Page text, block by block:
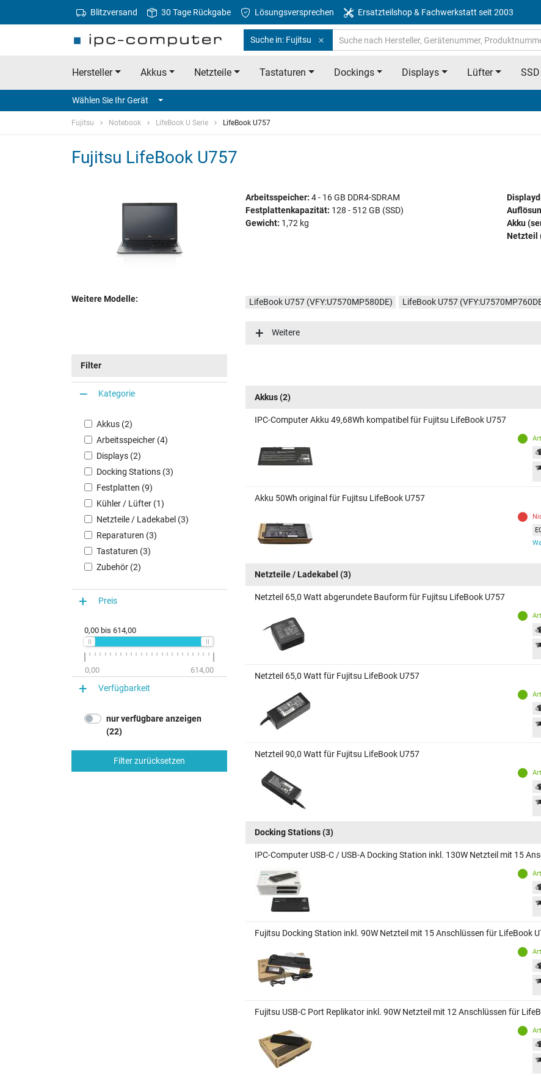
Blitzversand 30 Tage Rückgabe Lösungsversprechen Ersatzteilshop & Fachwerkstatt seit 2003
Suche in: Fujitsu
Hersteller Akkus Netzteile Tastaturen Dockings Displays Lüfter SSD
Wählen Sie Ihr Gerät
Fujitsu Notebook LifeBook U Serie LifeBook U757
Fujitsu LifeBook U757
Arbeitsspeicher: 4 - 16 GB DDR4-SDRAM
Festplattenkapazität: 128 - 512 GB (SSD)
Gewicht: 1,72 kg
Akku
Netzteil
Weitere Modelle: LifeBook U757 (VFY:U7570MP580DE) LifeBook U757
LifeBook U757 (VFY:U7570M17TPIT)
Weitere
Filter
Kategorie
Akkus (2)
Arbeitsspeicher (4)
Displays (2)
Docking Stations (3)
Festplatten (9)
Kühler / Lüfter (1)
Netzteile / Ladekabel (3)
Reparaturen (3)
Tastaturen (3)
Zubehör (2)
Preis
0,00 bis 614,00
0,00 614,00
Verfügbarkeit
nur verfügbare anzeigen
(22)
Filter zurücksetzen
Akkus(2)
IPC-Computer Akku 49,68Wh kompatibel für Fujitsu LifeBook U757
Akku 50Wh original für Fujitsu LifeBook U757
Netzteile / Ladekabel (3)
Netzteil 65,0 Watt abgerundete Bauform für Fujitsu LifeBook U757
Netzteil 65,0 Watt für Fujitsu LifeBook U757
Netzteil 90,0 Watt für Fujitsu LifeBook U757
Docking Stations(3)
IPC-Computer USB-C / USB-A Docking Station inkl. 130W Netzteil mit 15
Fujitsu Docking Station inkl. 90W Netzteil mit 15 Anschlüssen für LifeBook
Fujitsu USB-C Port Replikator inkl. 90W Netzteil mit 12 Anschlüssen für